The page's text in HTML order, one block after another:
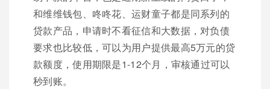
和维维钱包、咚咚花、运财童子都是同系列的
贷款产品，申请时不看征信和大数据，对负债
要求也比较低，可以为用户提供最高5万元的贷
款额度，使用期限是1-12个月，审核通过可以
秒到账。